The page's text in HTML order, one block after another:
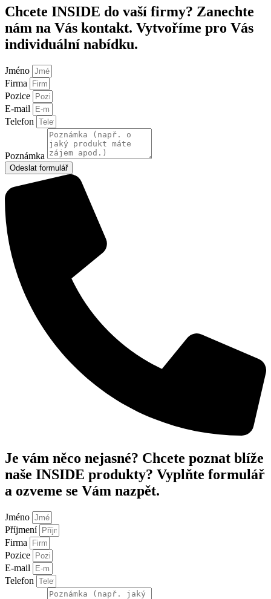
Chcete INSIDE do vaší firmy? Zanechte
nám na Vás kontakt. Vytvoříme pro Vás
individuální nabídku.
Jméno
Firma
Pozice
E-mail
Telefon
Poznámka
Odeslat formulář
Je vám něco nejasné? Chcete poznat blíže
naše INSIDE produkty? Vyplňte formulář
a ozveme se Vám nazpět.
Jméno
Příjmení
Firma
Pozice
E-mail
Telefon